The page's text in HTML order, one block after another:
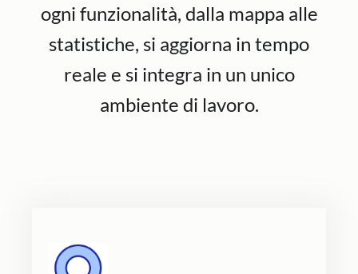
ogni funzionalità, dalla mappa alle
statistiche, si aggiorna in tempo
reale e si integra in un unico
ambiente di lavoro.